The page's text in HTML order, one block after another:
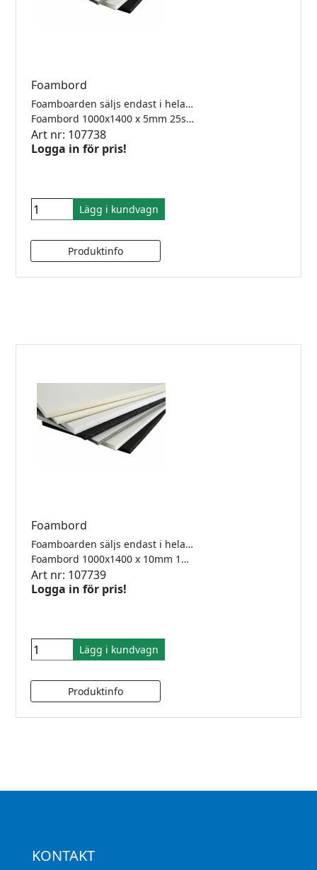
Foambord
Foamboarden säljs endast i hela förpackningar
Foambord 1000x1400 x 5mm 25st/frp Vit
Art nr: 107738
Logga in för pris!
Lägg i kundvagn
Foambord
Foamboarden säljs endast i hela förpackningar
Foambord 1000x1400 x 10mm 12st/frp Vit
Art nr: 107739
Logga in för pris!
Lägg i kundvagn
KONTAKT